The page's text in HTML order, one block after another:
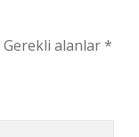
Gerekli alanlar*